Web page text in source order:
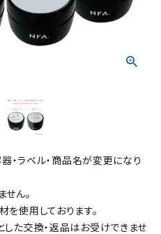
・ラベル・商品名が変更になり
ん。
使用しております。
た交換・返品はお受けできませ